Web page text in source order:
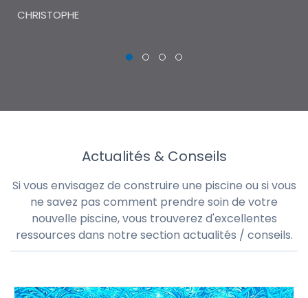
CHRISTOPHE
Actualités & Conseils
Si vous envisagez de construire une piscine ou si vous
ne savez pas comment prendre soin de votre
nouvelle piscine, vous trouverez d'excellentes
ressources dans notre section actualités / conseils.